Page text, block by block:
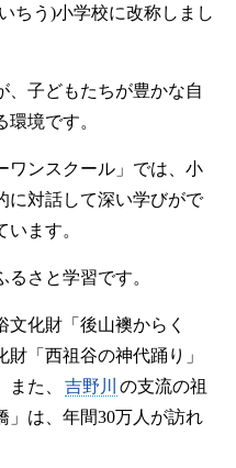
ちう)小学校に改称しまし
、子どもたちが豊かな自
境です。
ワンスクール」では、小
に対話して深い学びがで
ます。
さと学習です。
化財「後山襖からく
「西祖谷の神代踊り」
た、
吉野川
の支流の祖
」は、年間30万人が訪れ